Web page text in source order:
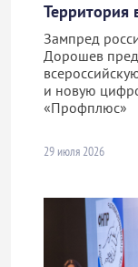
Территория
Зампред
Дорошев
и новую
«Профплюс»
29 июля 2026